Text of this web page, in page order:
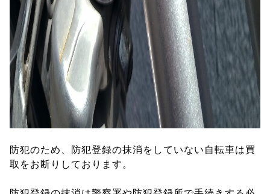
防犯のため、防犯登録の抹消をしていない自転車は買
取をお断りしております。